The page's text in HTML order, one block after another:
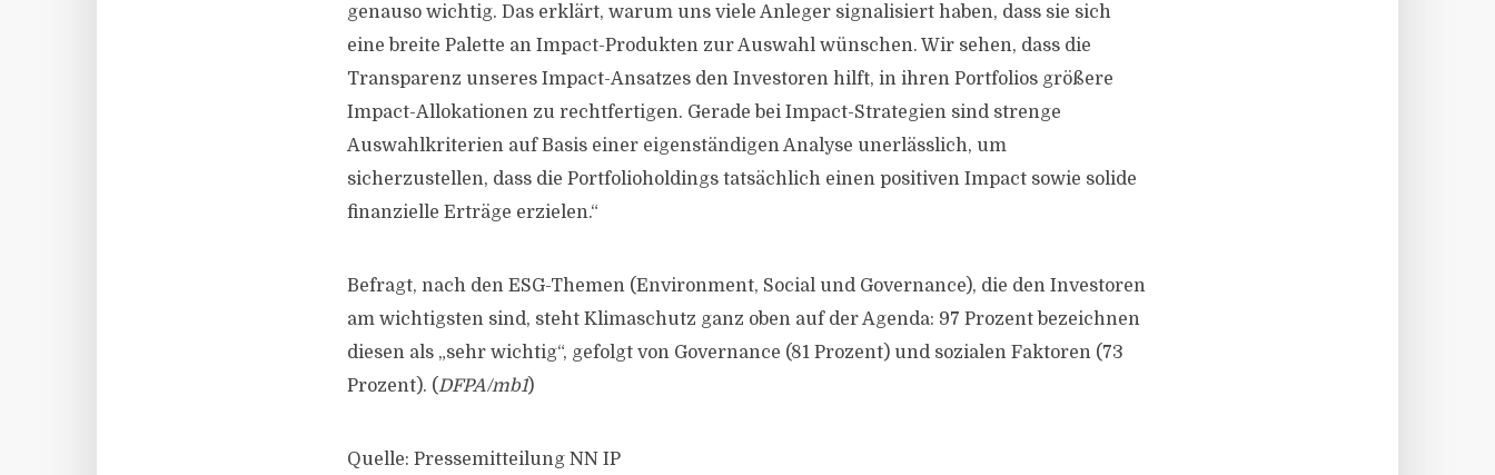
genauso wichtig. Das erklärt, warum uns viele Anleger signalisiert haben, dass sie sich
eine breite Palette an Impact-Produkten zur Auswahl wünschen. Wir sehen, dass die
Transparenz unseres Impact-Ansatzes den Investoren hilft, in ihren Portfolios größere
Impact-Allokationen zu rechtfertigen. Gerade bei Impact-Strategien sind strenge
Auswahlkriterien auf Basis einer eigenständigen Analyse unerlässlich, um
sicherzustellen, dass die Portfolioholdings tatsächlich einen positiven Impact sowie solide
finanzielle Erträge erzielen.“
Befragt, nach den ESG-Themen (Environment, Social und Governance), die den Investoren
am wichtigsten sind, steht Klimaschutz ganz oben auf der Agenda: 97 Prozent bezeichnen
diesen als „sehr wichtig“, gefolgt von Governance (81 Prozent) und sozialen Faktoren (73
Prozent). (DFPA/mb1)
Quelle: Pressemitteilung NN IP